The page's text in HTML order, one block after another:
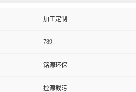
加工定制
789
铭源环保
控源截污